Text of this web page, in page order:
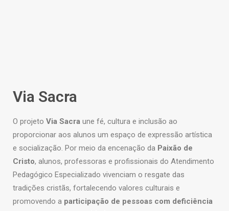
Via Sacra
O projeto Via Sacra une fé, cultura e inclusão ao
proporcionar aos alunos um espaço de expressão artística
e socialização. Por meio da encenação da Paixão de
Cristo, alunos, professoras e profissionais do Atendimento
Pedagógico Especializado vivenciam o resgate das
tradições cristãs, fortalecendo valores culturais e
promovendo a participação de pessoas com deficiência